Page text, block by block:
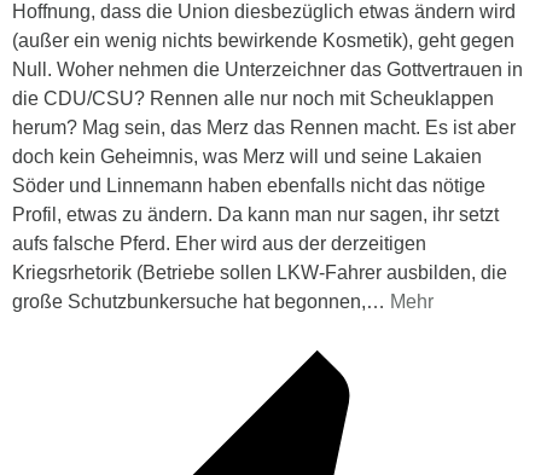
Hoffnung, dass die Union diesbezüglich etwas ändern wird
(außer ein wenig nichts bewirkende Kosmetik), geht gegen
Null. Woher nehmen die Unterzeichner das Gottvertrauen in
die CDU/CSU? Rennen alle nur noch mit Scheuklappen
herum? Mag sein, das Merz das Rennen macht. Es ist aber
doch kein Geheimnis, was Merz will und seine Lakaien
Söder und Linnemann haben ebenfalls nicht das nötige
Profil, etwas zu ändern. Da kann man nur sagen, ihr setzt
aufs falsche Pferd. Eher wird aus der derzeitigen
Kriegsrhetorik (Betriebe sollen LKW-Fahrer ausbilden, die
große Schutzbunkersuche hat begonnen,… Mehr